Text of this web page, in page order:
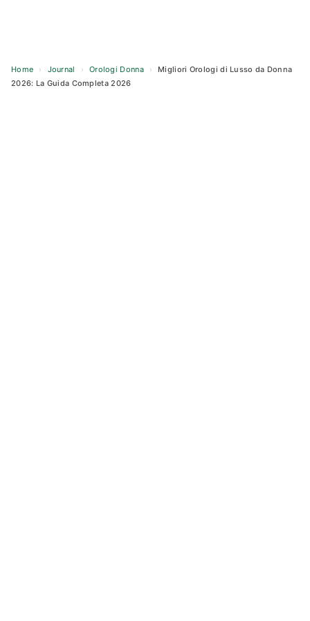
Home › Journal › Orologi Donna ›
Migliori Orologi di Lusso da Donna
2026: La Guida Completa 2026